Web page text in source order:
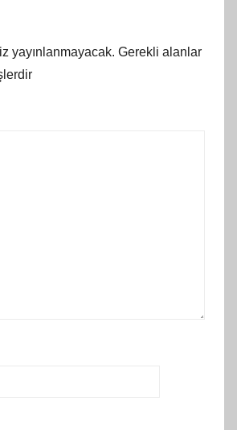
yayınlanmayacak. Gerekli alanlar